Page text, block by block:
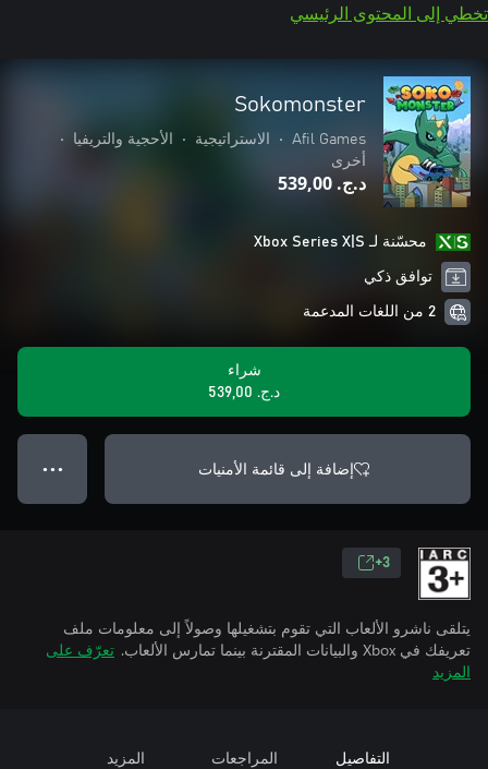
تخطي إلى المحتوى الرئيسي
Sokomonster
Afil Games
• الاستراتيجية • الأحجية والتريفيا
•
أخرى
د.ج.‏ 539,00
محسّنة لـ Xbox Series X|S
توافق ذكي
2 من اللغات المدعمة
شراء
د.ج.‏ 539,00
إضافة إلى قائمة الأمنيات ● ● ●
3+
يتلقى ناشرو الألعاب التي تقوم بتشغيلها وصولاً إلى معلومات ملف
تعريفك في Xbox والبيانات المقترنة بينما تمارس الألعاب.
تعرّف على
المزيد
التفاصيل المراجعات المزيد